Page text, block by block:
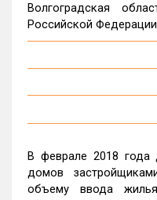
Волгоградская
Российской
В феврале 2018 года
домов
объему ввода